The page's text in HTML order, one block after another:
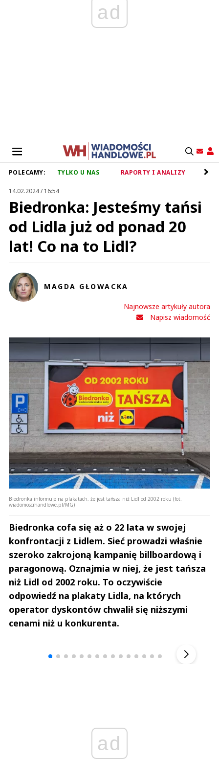
ad
POLECAMY: TYLKO U NAS RAPORTY I ANALIZY
14.02.2024 / 16:54
Biedronka: Jesteśmy tańsi
od Lidla już od ponad 20
lat! Co na to Lidl?
MAGDA GŁOWACKA
Najnowsze artykuły autora
Napisz wiadomość
Biedronka informuje na plakatach, że jest tańsza niż Lidl od 2002 roku (fot.
wiadomoscihandlowe.pl/MG)
Biedronka cofa się aż o 22 lata w swojej
konfrontacji z Lidlem. Sieć prowadzi właśnie
szeroko zakrojoną kampanię billboardową i
paragonową. Oznajmia w niej, że jest tańsza
niż Lidl od 2002 roku. To oczywiście
odpowiedź na plakaty Lidla, na których
operator dyskontów chwalił się niższymi
cenami niż u konkurenta.
ad